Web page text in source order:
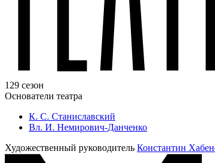
129 сезон
Основатели театра
К. С. Станиславский
Вл. И. Немирович-Данченко
Художественный руководитель Константин